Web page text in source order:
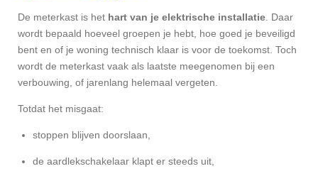
De meterkast is het hart van je elektrische installatie. Daar
wordt bepaald hoeveel groepen je hebt, hoe goed je beveiligd
bent en of je woning technisch klaar is voor de toekomst. Toch
wordt de meterkast vaak als laatste meegenomen bij een
verbouwing, of jarenlang helemaal vergeten.
Totdat het misgaat:
stoppen blijven doorslaan,
de aardlekschakelaar klapt er steeds uit,